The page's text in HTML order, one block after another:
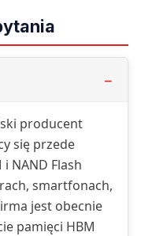
producent
się przede
NAND Flash
smartfonach,
jest obecnie
pamięci HBM